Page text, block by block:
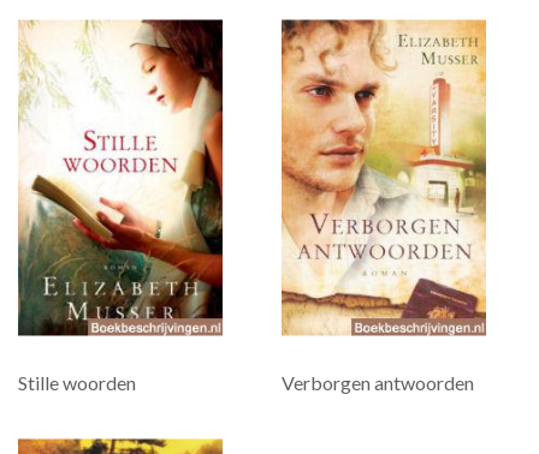
Stille woorden Verborgen antwoorden